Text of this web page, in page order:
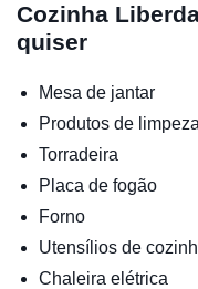
Cozinha
quiser
Mesa de jantar
Produtos de limpeza
Torradeira
Placa de fogão
Forno
Utensílios de
Chaleira elétrica